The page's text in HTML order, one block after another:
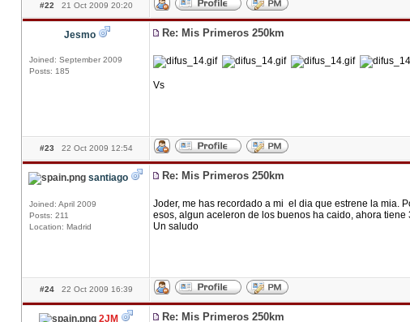
#22 21 Oct 2009 20:20
Jesmo
Joined: September 2009
Posts: 185
Re: Mis Primeros 250km
Vs
#23 22 Oct 2009 12:54
santiago
Joined: April 2009
Posts: 211
Location: Madrid
Re: Mis Primeros 250km
Joder, me has recordado a mi el dia que estrene la mia.
esos, algun aceleron de los buenos ha caido, ahora tiene
Un saludo
#24 22 Oct 2009 16:39
2JM Re: Mis Primeros 250km